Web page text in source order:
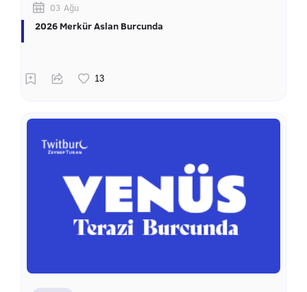
03 Ağu
2026 Merkür Aslan Burcunda